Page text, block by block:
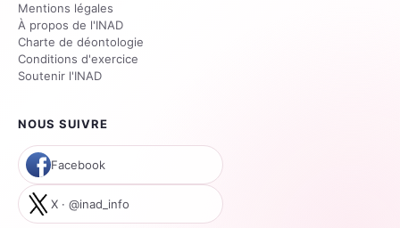
Mentions légales
À propos de l'INAD
Charte de déontologie
Conditions d'exercice
Soutenir l'INAD
NOUS SUIVRE
Facebook
X · @inad_info